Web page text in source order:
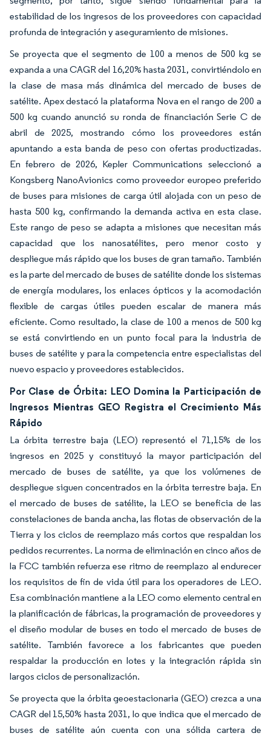
estabilidad de los ingresos de los proveedores con capacidad
profunda de integración y aseguramiento de misiones.
Se proyecta que el segmento de 100 a menos de 500 kg se
expanda a una CAGR del 16,20% hasta 2031, convirtiéndolo en
la clase de masa más dinámica del mercado de buses de
satélite. Apex destacó la plataforma Nova en el rango de 200 a
500 kg cuando anunció su ronda de financiación Serie C de
abril de 2025, mostrando cómo los proveedores están
apuntando a esta banda de peso con ofertas productizadas.
En febrero de 2026, Kepler Communications seleccionó a
Kongsberg NanoAvionics como proveedor europeo preferido
de buses para misiones de carga útil alojada con un peso de
hasta 500 kg, confirmando la demanda activa en esta clase.
Este rango de peso se adapta a misiones que necesitan más
capacidad que los nanosatélites, pero menor costo y
despliegue más rápido que los buses de gran tamaño. También
es la parte del mercado de buses de satélite donde los sistemas
de energía modulares, los enlaces ópticos y la acomodación
flexible de cargas útiles pueden escalar de manera más
eficiente. Como resultado, la clase de 100 a menos de 500 kg
se está convirtiendo en un punto focal para la industria de
buses de satélite y para la competencia entre especialistas del
nuevo espacio y proveedores establecidos.
Por Clase de Órbita: LEO Domina la Participación de
Ingresos Mientras GEO Registra el Crecimiento Más
Rápido
La órbita terrestre baja (LEO) representó el 71,15% de los
ingresos en 2025 y constituyó la mayor participación del
mercado de buses de satélite, ya que los volúmenes de
despliegue siguen concentrados en la órbita terrestre baja. En
el mercado de buses de satélite, la LEO se beneficia de las
constelaciones de banda ancha, las flotas de observación de la
Tierra y los ciclos de reemplazo más cortos que respaldan los
pedidos recurrentes. La norma de eliminación en cinco años de
la FCC también refuerza ese ritmo de reemplazo al endurecer
los requisitos de fin de vida útil para los operadores de LEO.
Esa combinación mantiene a la LEO como elemento central en
la planificación de fábricas, la programación de proveedores y
el diseño modular de buses en todo el mercado de buses de
satélite. También favorece a los fabricantes que pueden
respaldar la producción en lotes y la integración rápida sin
largos ciclos de personalización.
Se proyecta que la órbita geoestacionaria (GEO) crezca a una
CAGR del 15,50% hasta 2031, lo que indica que el mercado de
buses de satélite aún cuenta con una sólida cartera de